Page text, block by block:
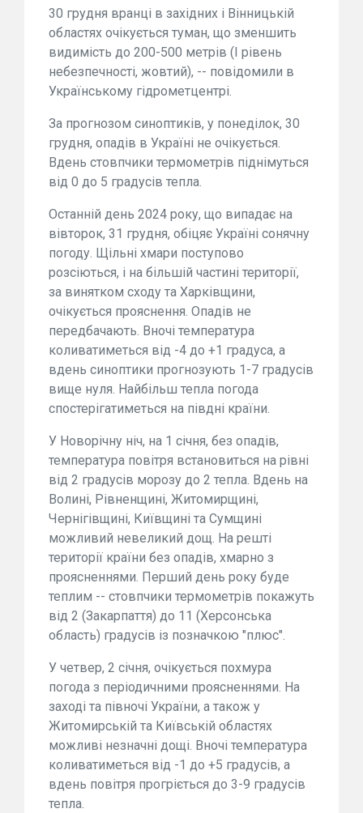
30 грудня вранці в західних і Вінницькій
областях очікується туман, що зменшить
видимість до 200-500 метрів (I рівень
небезпечності, жовтий), -- повідомили в
Українському гідрометцентрі.
За прогнозом синоптиків, у понеділок, 30
грудня, опадів в Україні не очікується.
Вдень стовпчики термометрів піднімуться
від 0 до 5 градусів тепла.
Останній день 2024 року, що випадає на
вівторок, 31 грудня, обіцяє Україні сонячну
погоду. Щільні хмари поступово
розсіються, і на більшій частині території,
за винятком сходу та Харківщини,
очікується прояснення. Опадів не
передбачають. Вночі температура
коливатиметься від -4 до +1 градуса, а
вдень синоптики прогнозують 1-7 градусів
вище нуля. Найбільш тепла погода
спостерігатиметься на півдні країни.
У Новорічну ніч, на 1 січня, без опадів,
температура повітря встановиться на рівні
від 2 градусів морозу до 2 тепла. Вдень на
Волині, Рівненщині, Житомирщині,
Чернігівщині, Київщині та Сумщині
можливий невеликий дощ. На решті
території країни без опадів, хмарно з
проясненнями. Перший день року буде
теплим -- стовпчики термометрів покажуть
від 2 (Закарпаття) до 11 (Херсонська
область) градусів із позначкою "плюс".
У четвер, 2 січня, очікується похмура
погода з періодичними проясненнями. На
заході та півночі України, а також у
Житомирській та Київській областях
можливі незначні дощі. Вночі температура
коливатиметься від -1 до +5 градусів, а
вдень повітря прогріється до 3-9 градусів
тепла.